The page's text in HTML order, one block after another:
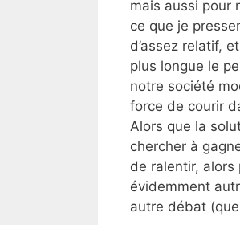
mais aussi pour
ce que je
d’assez relatif,
plus longue le
notre société
force de courir
Alors que la
chercher à
de ralentir, alors
évidemment
autre débat (que